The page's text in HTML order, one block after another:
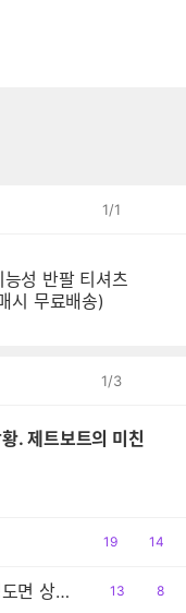
1/1
시 무료배송)
1/3
. 제트보트의 미친
공
19
댓
14
눈물없이 볼 수 없는 음악회~!! 이 정도면 상줘야..ㅠ
공
13
댓
8